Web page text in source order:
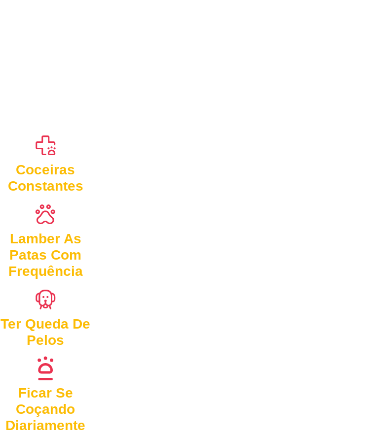
Coceiras
Constantes
Lamber As
Patas Com
Frequência
Ter Queda De
Pelos
Ficar Se
Coçando
Diariamente